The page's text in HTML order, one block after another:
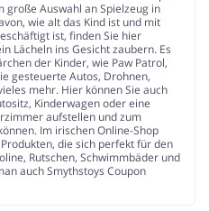
große Auswahl an Spielzeug in
wie alt das Kind ist und mit
ist, finden Sie hier
Lächeln ins Gesicht zaubern. Es
der Kinder, wie Paw Patrol,
gesteuerte Autos, Drohnen,
mehr. Hier können Sie auch
Kinderwagen oder eine
aufstellen und zum
Im irischen Online-Shop
die sich perfekt für den
Rutschen, Schwimmbäder und
auch Smythstoys Coupon